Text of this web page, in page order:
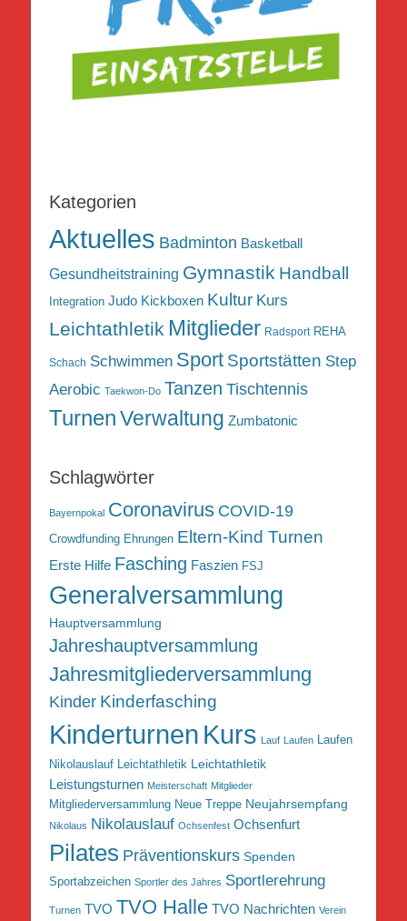
Kategorien
Aktuelles Badminton Basketball
Gesundheitstraining Gymnastik Handball
Integration Judo Kickboxen Kultur Kurs
Leichtathletik Mitglieder Radsport REHA
Schach Schwimmen Sport Sportstätten Step
Aerobic Taekwon-Do Tanzen Tischtennis
TurnenVerwaltung Zumbatonic
Schlagwörter
Bayernpokal Coronavirus COVID-19
Crowdfunding Ehrungen Eltern-Kind Turnen
Erste Hilfe Fasching Faszien FSJ
Generalversammlung
Hauptversammlung
Jahreshauptversammlung
Jahresmitgliederversammlung
Kinder Kinderfasching
Kinderturnen Kurs Lauf Laufen Laufen
Nikolauslauf Leichtathletik Leichtathletik
Leistungsturnen Meisterschaft Mitglieder
Mitgliederversammlung Neue Treppe Neujahrsempfang
Nikolaus Nikolauslauf Ochsenfest Ochsenfurt
Pilates Präventionskurs Spenden
Sportabzeichen Sportler des Jahres Sportlerehrung
Turnen TVO TVO Halle TVO Nachrichten Verein